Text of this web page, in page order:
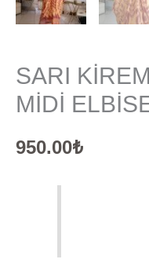
SARI
MİDİ
950.00₺